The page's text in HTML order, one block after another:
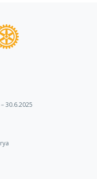
30.6.2025